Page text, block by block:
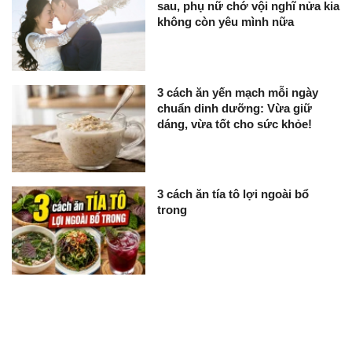
sau, phụ nữ chớ vội nghĩ nửa kia
không còn yêu mình nữa
3 cách ăn yến mạch mỗi ngày
chuẩn dinh dưỡng: Vừa giữ
dáng, vừa tốt cho sức khỏe!
3 cách ăn tía tô lợi ngoài bổ
trong